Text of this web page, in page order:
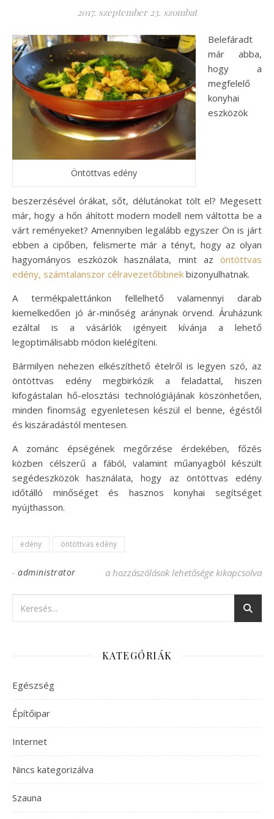
2017. szeptember 23. szombat
Öntöttvas edény
Belefáradt
már abba,
hogy a
megfelelő
konyhai
eszközök
beszerzésével órákat, sőt, délutánokat tölt el? Megesett
már, hogy a hőn áhított modern modell nem váltotta be a
várt reményeket? Amennyiben legalább egyszer Ön is járt
ebben a cipőben, felismerte már a tényt, hogy az olyan
hagyományos eszközök használata, mint az öntöttvas
edény, számtalanszor célravezetőbbnek bizonyulhatnak.
A termékpalettánkon fellelhető valamennyi darab
kiemelkedően jó ár-minőség aránynak örvend. Áruházunk
ezáltal is a vásárlók igényeit kívánja a lehető
legoptimálisabb módon kielégíteni.
Bármilyen nehezen elkészíthető ételről is legyen szó, az
öntöttvas edény megbirkózik a feladattal, hiszen
kifogástalan hő-elosztási technológiájának köszönhetően,
minden finomság egyenletesen készül el benne, égéstől
és kiszáradástól mentesen.
A zománc épségének megőrzése érdekében, főzés
közben célszerű a fából, valamint műanyagból készült
segédeszközök használata, hogy az öntöttvas edény
időtálló minőséget és hasznos konyhai segítséget
nyújthasson.
edény öntöttvas edény
- administrator Öntöttvas edény, a hagyomány és a
a hozzászólások lehetősége kikapcsolva
KATEGÓRIÁK
Egészség
Építőipar
Internet
Nincs kategorizálva
Szauna